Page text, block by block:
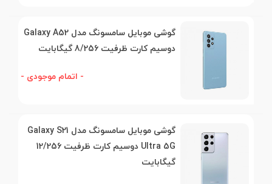
گوشی موبایل سامسونگ مدل Galaxy A52
دوسیم کارت ظرفیت 8/256 گیگابایت
- اتمام موجودی -
گوشی موبایل سامسونگ مدل Galaxy S21
Ultra 5G دوسیم کارت ظرفیت 12/256
گیگابایت